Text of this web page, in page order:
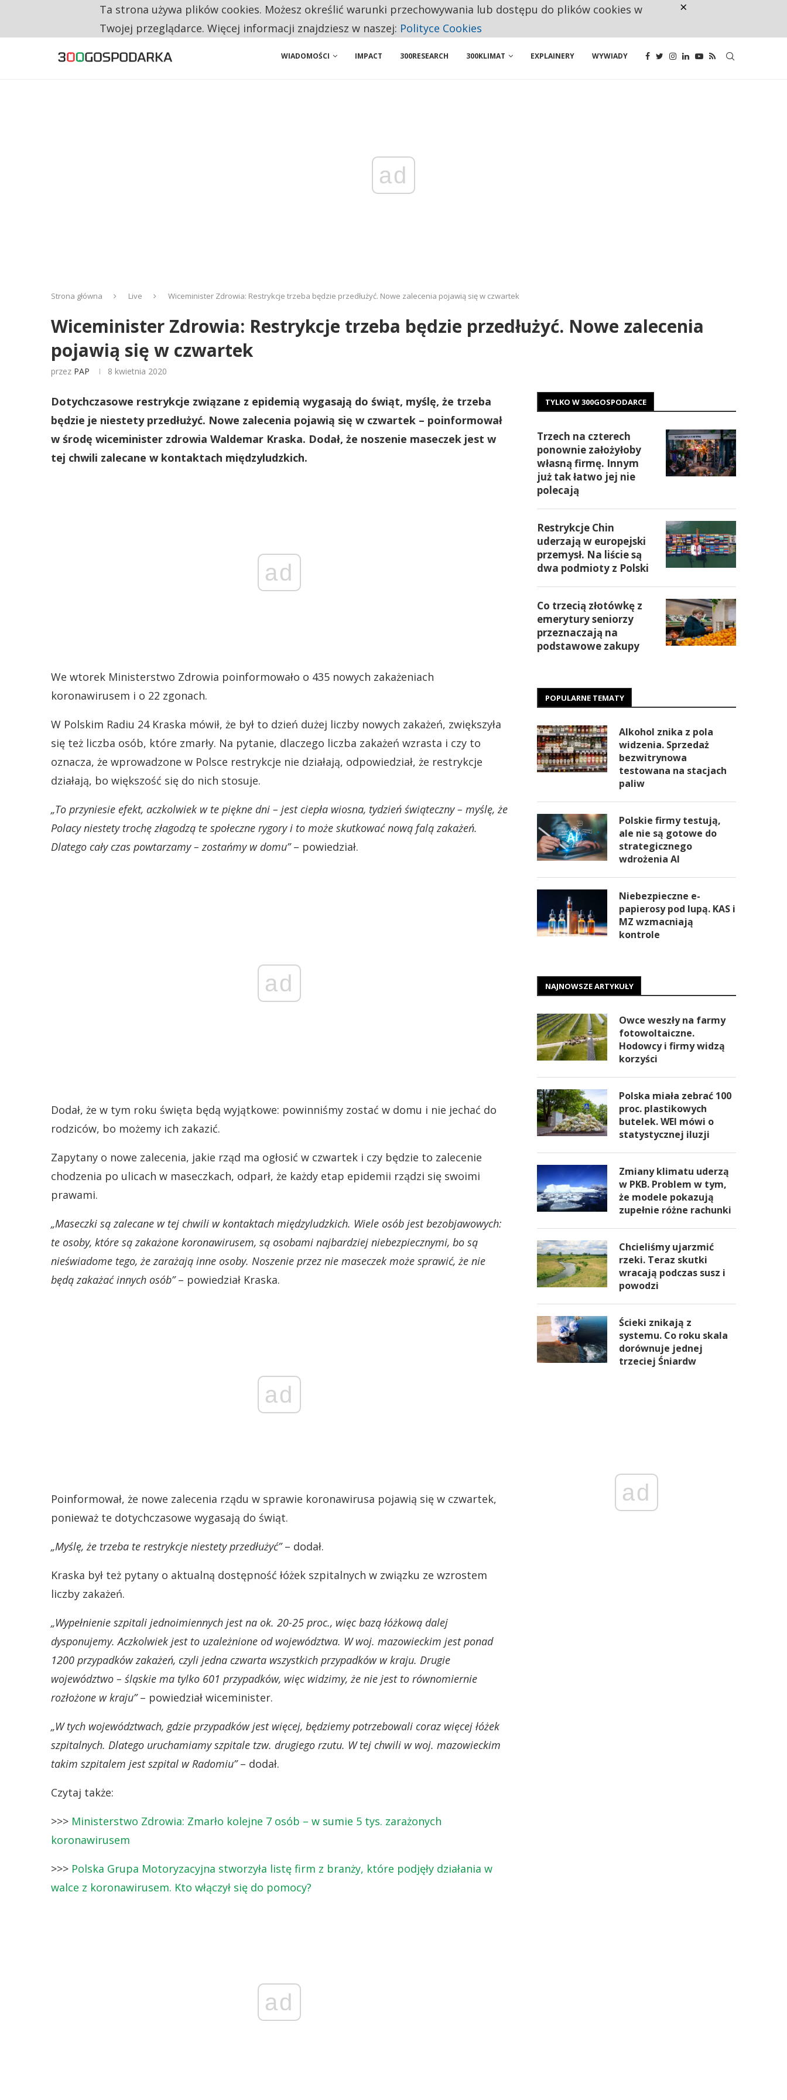
CO TRZECIĄ ZŁOTÓWKĘ Z EMERYTURY SENIORZY PRZEZNACZAJĄ NA PODSTAWOWE ZAKUPY
WIADOMOŚCI IMPACT 300RESEARCH 300KLIMAT EXPLAINERY WYWIADY
ad
Strona główna Live Wiceminister Zdrowia: Restrykcje trzeba będzie przedłużyć. Nowe zalecenia pojawią się w czwartek
Wiceminister Zdrowia: Restrykcje trzeba będzie przedłużyć. Nowe zalecenia
pojawią się w czwartek
przez PAP 8 kwietnia 2020
Dotychczasowe restrykcje związane z epidemią wygasają do świąt, myślę, że trzeba
będzie je niestety przedłużyć. Nowe zalecenia pojawią się w czwartek – poinformował
w środę wiceminister zdrowia Waldemar Kraska. Dodał, że noszenie maseczek jest w
tej chwili zalecane w kontaktach międzyludzkich.
ad
We wtorek Ministerstwo Zdrowia poinformowało o 435 nowych zakażeniach
koronawirusem i o 22 zgonach.
W Polskim Radiu 24 Kraska mówił, że był to dzień dużej liczby nowych zakażeń, zwiększyła
się też liczba osób, które zmarły. Na pytanie, dlaczego liczba zakażeń wzrasta i czy to
oznacza, że wprowadzone w Polsce restrykcje nie działają, odpowiedział, że restrykcje
działają, bo większość się do nich stosuje.
„To przyniesie efekt, aczkolwiek w te piękne dni – jest ciepła wiosna, tydzień świąteczny – myślę, że
Polacy niestety trochę złagodzą te społeczne rygory i to może skutkować nową falą zakażeń.
Dlatego cały czas powtarzamy – zostańmy w domu”– powiedział.
ad
Dodał, że w tym roku święta będą wyjątkowe: powinniśmy zostać w domu i nie jechać do
rodziców, bo możemy ich zakazić.
Zapytany o nowe zalecenia, jakie rząd ma ogłosić w czwartek i czy będzie to zalecenie
chodzenia po ulicach w maseczkach, odparł, że każdy etap epidemii rządzi się swoimi
prawami.
„Maseczki są zalecane w tej chwili w kontaktach międzyludzkich. Wiele osób jest bezobjawowych:
te osoby, które są zakażone koronawirusem, są osobami najbardziej niebezpiecznymi, bo są
nieświadome tego, że zarażają inne osoby. Noszenie przez nie maseczek może sprawić, że nie
będą zakażać innych osób”– powiedział Kraska.
ad
Poinformował, że nowe zalecenia rządu w sprawie koronawirusa pojawią się w czwartek,
ponieważ te dotychczasowe wygasają do świąt.
„Myślę, że trzeba te restrykcje niestety przedłużyć”– dodał.
Kraska był też pytany o aktualną dostępność łóżek szpitalnych w związku ze wzrostem
liczby zakażeń.
„Wypełnienie szpitali jednoimiennych jest na ok. 20-25 proc., więc bazą łóżkową dalej
dysponujemy. Aczkolwiek jest to uzależnione od województwa. W woj. mazowieckim jest ponad
1200 przypadków zakażeń, czyli jedna czwarta wszystkich przypadków w kraju. Drugie
województwo – śląskie ma tylko 601 przypadków, więc widzimy, że nie jest to równomiernie
rozłożone w kraju”– powiedział wiceminister.
„W tych województwach, gdzie przypadków jest więcej, będziemy potrzebowali coraz więcej łóżek
szpitalnych. Dlatego uruchamiamy szpitale tzw. drugiego rzutu. W tej chwili w woj. mazowieckim
takim szpitalem jest szpital w Radomiu”– dodał.
Czytaj także:
>>> Ministerstwo Zdrowia: Zmarło kolejne 7 osób – w sumie 5 tys. zarażonych
koronawirusem
>>> Polska Grupa Motoryzacyjna stworzyła listę firm z branży, które podjęły działania w
walce z koronawirusem. Kto włączył się do pomocy?
ad
TYLKO W 300GOSPODARCE
Trzech na czterech
ponownie założyłoby
własną firmę. Innym
już tak łatwo jej nie
polecają
Restrykcje Chin
uderzają w europejski
przemysł. Na liście są
dwa podmioty z Polski
Co trzecią złotówkę z
emerytury seniorzy
przeznaczają na
podstawowe zakupy
POPULARNE TEMATY
Alkohol znika z pola
widzenia. Sprzedaż
bezwitrynowa
testowana na stacjach
paliw
Polskie firmy testują,
ale nie są gotowe do
strategicznego
wdrożenia AI
Niebezpieczne e-
papierosy pod lupą. KAS i
MZ wzmacniają
kontrole
NAJNOWSZE ARTYKUŁY
Owce weszły na farmy
fotowoltaiczne.
Hodowcy i firmy widzą
korzyści
Polska miała zebrać 100
proc. plastikowych
butelek. WEI mówi o
statystycznej iluzji
Zmiany klimatu uderzą
w PKB. Problem w tym,
że modele pokazują
zupełnie różne rachunki
Chcieliśmy ujarzmić
rzeki. Teraz skutki
wracają podczas susz i
powodzi
Ścieki znikają z
systemu. Co roku skala
dorównuje jednej
trzeciej Śniardw
ad
Ta strona używa plików cookies. Możesz określić warunki przechowywania lub dostępu do plików cookies w
Twojej przeglądarce. Więcej informacji znajdziesz w naszej: Polityce Cookies
×